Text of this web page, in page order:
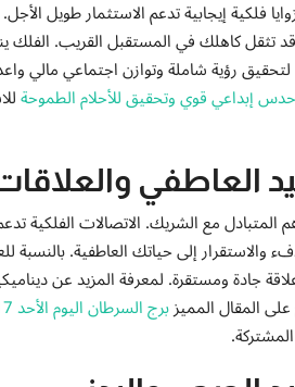
فلكية إيجابية تدعم الاستثمار طويل
تثقل كاهلك في المستقبل القريب. الفلك
رؤية شاملة وتوازن اجتماعي مالي
العاطفي
المتبادل مع الشريك. الاتصالات الفلكية
والاستقرار إلى حياتك العاطفية. بالنسبة
جادة ومستقرة. لمعرفة المزيد عن
على المقال المميز